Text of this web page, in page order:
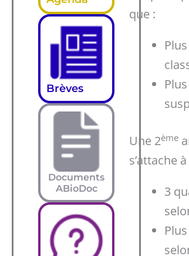
Brèves
Documents
ABioDoc
que :
Une 2ème
s’attache
3